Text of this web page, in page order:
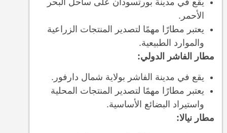
الأحمر.
يعتبر مطارًا مهمًا لتصدير المنتجات الزراعية
والموارد الطبيعية.
مطار الفاشر الدولي:
يقع في مدينة الفاشر بولاية شمال دارفور.
يعتبر مطارًا مهمًا لتصدير المنتجات المحلية
واستيراد البضائع الأساسية.
مطار نيالا: